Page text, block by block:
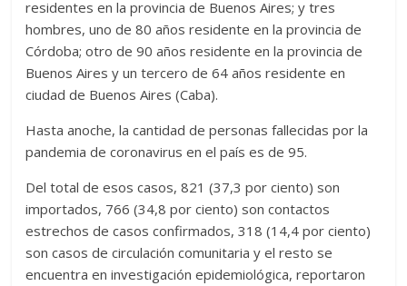
residentes en la provincia de Buenos Aires; y tres
hombres, uno de 80 años residente en la provincia de
Córdoba; otro de 90 años residente en la provincia de
Buenos Aires y un tercero de 64 años residente en
ciudad de Buenos Aires (Caba).
Hasta anoche, la cantidad de personas fallecidas por la
pandemia de coronavirus en el país es de 95.
Del total de esos casos, 821 (37,3 por ciento) son
importados, 766 (34,8 por ciento) son contactos
estrechos de casos confirmados, 318 (14,4 por ciento)
son casos de circulación comunitaria y el resto se
encuentra en investigación epidemiológica, reportaron